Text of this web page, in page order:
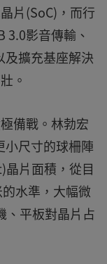
片(SoC)，而行
3.0影音傳輸、
擴充基座解決
。
備戰。林勃宏
小尺寸的球柵陣
晶片面積，從目
水準，大幅微
平板對晶片占